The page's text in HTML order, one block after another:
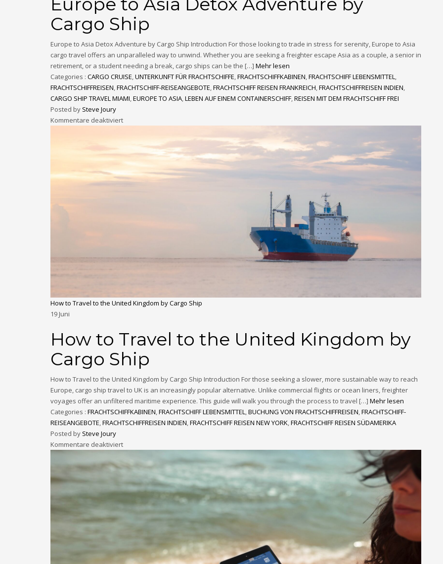
Cargo Ship
Europe to Asia Detox Adventure by Cargo Ship Introduction For those looking to trade in stress for serenity, Europe to Asia
cargo travel offers an unparalleled way to unwind. Whether you are seeking a freighter escape Asia as a couple, a senior in
retirement, or a student needing a break, cargo ships can be the […] Mehr lesen
Categories : CARGO CRUISE,UNTERKUNFT FÜR FRACHTSCHIFFE,FRACHTSCHIFFKABINEN,FRACHTSCHIFF LEBENSMITTEL,
FRACHTSCHIFFREISEN,FRACHTSCHIFF-REISEANGEBOTE,FRACHTSCHIFF REISEN FRANKREICH,FRACHTSCHIFFREISEN INDIEN,
CARGO SHIP TRAVEL MIAMI,EUROPE TO ASIA,LEBEN AUF EINEM CONTAINERSCHIFF,REISEN MIT DEM FRACHTSCHIFF FREI
Posted by Steve Joury
Kommentare deaktiviert
How to Travel to the United Kingdom by Cargo Ship
19Juni
How to Travel to the United Kingdom by
Cargo Ship
How to Travel to the United Kingdom by Cargo Ship Introduction For those seeking a slower, more sustainable way to reach
Europe, cargo ship travel to UK is an increasingly popular alternative. Unlike commercial flights or ocean liners, freighter
voyages offer an unfiltered maritime experience. This guide will walk you through the process to travel […] Mehr lesen
Categories : FRACHTSCHIFFKABINEN,FRACHTSCHIFF LEBENSMITTEL,BUCHUNG VON FRACHTSCHIFFREISEN,FRACHTSCHIFF-
REISEANGEBOTE,FRACHTSCHIFFREISEN INDIEN,FRACHTSCHIFF REISEN NEW YORK,FRACHTSCHIFF REISEN SÜDAMERIKA
Posted by Steve Joury
Kommentare deaktiviert